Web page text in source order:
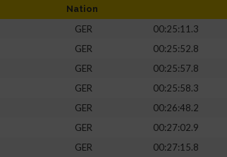
Nation
GER
00:25:11.3
GER
00:25:52.8
GER
00:25:57.8
GER 00:25:58.3
GER
00:26:48.2
GER
00:27:02.9
GER
00:27:15.8